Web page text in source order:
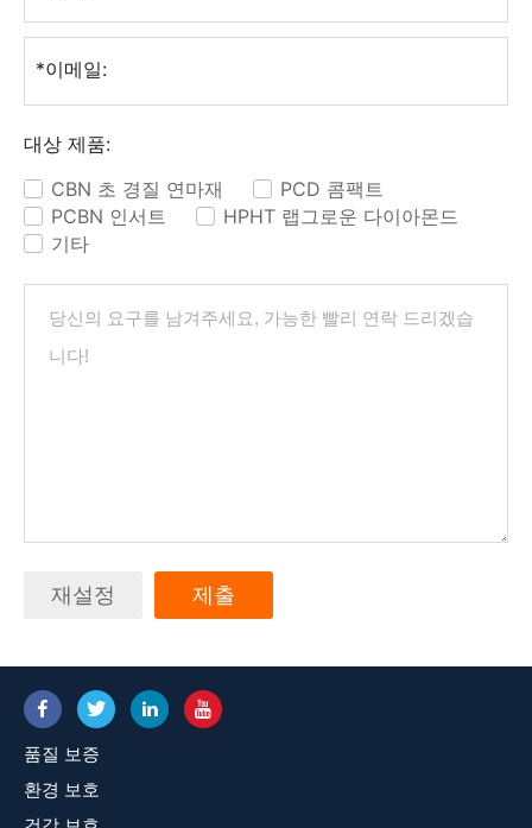
*이메일:
대상 제품:
CBN 초 경질 연마재 PCD 콤팩트
PCBN 인서트 HPHT 랩그로운 다이아몬드
기타
재설정 제출
품질 보증
환경 보호